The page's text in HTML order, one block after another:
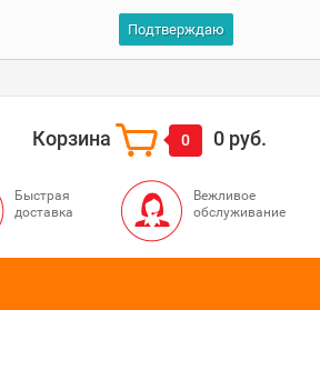
Подтверждаю
Корзина 0 0 руб.
Быстрая
доставка
Вежливое
обслуживание